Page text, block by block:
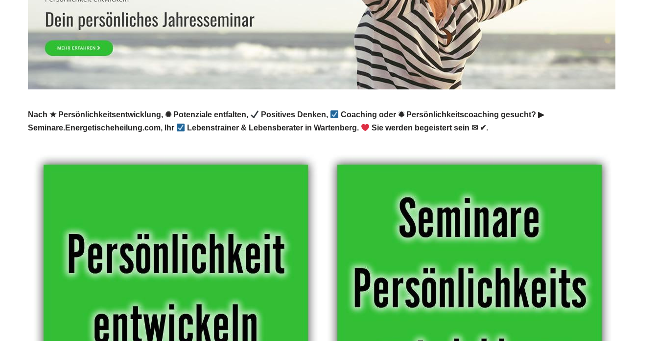
Nach ★ Persönlichkeitsentwicklung, ✺ Potenziale entfalten, Positives Denken,
Coaching oder ✹ Persönlichkeitscoaching gesucht? ▶︎
Seminare.Energetischeheilung.com, Ihr
Lebenstrainer & Lebensberater in Wartenberg. Sie werden begeistert sein ✉ ✔.